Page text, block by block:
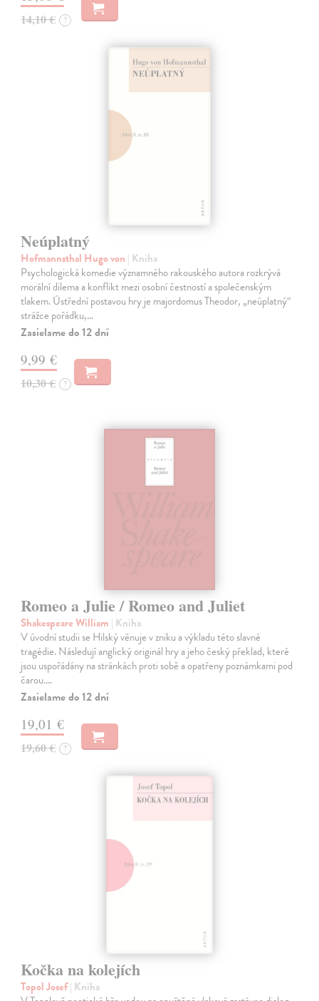
14,10 € ?
Neúplatný
Hofmannsthal Hugo von | Kniha
Psychologická komedie významného rakouského autora rozkrývá
morální dilema a konflikt mezi osobní čestností a společenským
tlakem. Ústřední postavou hry je majordomus Theodor, „neúplatný“
strážce pořádku,…
Zasielame do 12 dní
9,99 €
10,30 € ?
Romeo a Julie / Romeo and Juliet
Shakespeare William | Kniha
V úvodní studii se Hilský věnuje v zniku a výkladu této slavné
tragédie. Následují anglický originál hry a jeho český překlad, které
jsou uspořádány na stránkách proti sobě a opatřeny poznámkami pod
čarou.…
Zasielame do 12 dní
19,01 €
19,60 € ?
Kočka na kolejích
Topol Josef| Kniha